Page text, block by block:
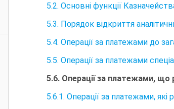
5.2. Основні функції
5.3. Порядок відкриття
5.4. Операції за платежами до
5.5. Операції за платежами
5.6. Операції за платежами, що
5.6.1. Операції за платежами,